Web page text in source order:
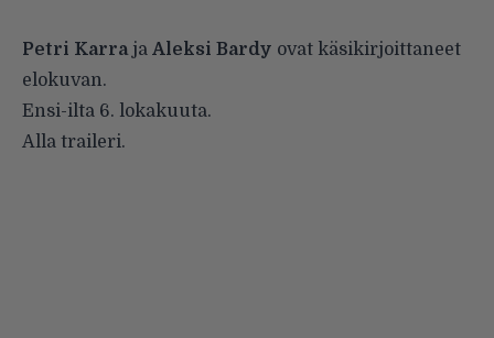
Petri Karraja Aleksi Bardy ovat käsikirjoittaneet
elokuvan.
Ensi-ilta 6. lokakuuta.
Alla traileri.